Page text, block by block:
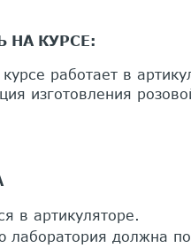
НА КУРСЕ:
работает в
изготовления
в артикуляторе.
должна